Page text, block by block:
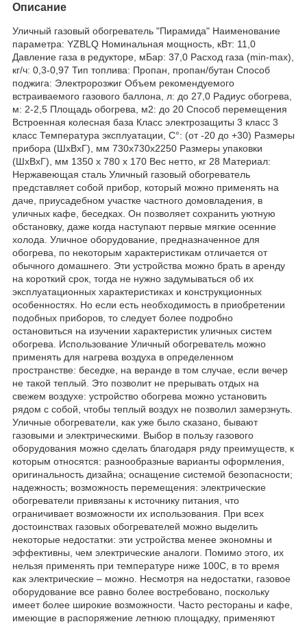
Описание
Уличный газовый обогреватель "Пирамида" Наименование
параметра: YZBLQ Номинальная мощность, кВт: 11,0
Давление газа в редукторе, мБар: 37,0 Расход газа (min-max),
кг/ч: 0,3-0,97 Тип топлива: Пропан, пропан/бутан Способ
поджига: Электророзжиг Объем рекомендуемого
встраиваемого газового баллона, л: до 27,0 Радиус обогрева,
м: 2-2,5 Площадь обогрева, м2: до 20 Способ перемещения
Встроенная колесная база Класс электрозащиты 3 класс 3
класс Температура эксплуатации, С°: (от -20 до +30) Размеры
прибора (ШхВхГ), мм 730х730х2250 Размеры упаковки
(ШхВхГ), мм 1350 х 780 х 170 Вес нетто, кг 28 Материал:
Нержавеющая сталь Уличный газовый обогреватель
представляет собой прибор, который можно применять на
даче, приусадебном участке частного домовладения, в
уличных кафе, беседках. Он позволяет сохранить уютную
обстановку, даже когда наступают первые мягкие осенние
холода. Уличное оборудование, предназначенное для
обогрева, по некоторым характеристикам отличается от
обычного домашнего. Эти устройства можно брать в аренду
на короткий срок, тогда не нужно задумываться об их
эксплуатационных характеристиках и конструкционных
особенностях. Но если есть необходимость в приобретении
подобных приборов, то следует более подробно
остановиться на изучении характеристик уличных систем
обогрева. Использование Уличный обогреватель можно
применять для нагрева воздуха в определенном
пространстве: беседке, на веранде в том случае, если вечер
не такой теплый. Это позволит не прерывать отдых на
свежем воздухе: устройство обогрева можно установить
рядом с собой, чтобы теплый воздух не позволил замерзнуть.
Уличные обогреватели, как уже было сказано, бывают
газовыми и электрическими. Выбор в пользу газового
оборудования можно сделать благодаря ряду преимуществ, к
которым относятся: разнообразные варианты оформления,
оригинальность дизайна; оснащение системой безопасности;
надежность; возможность перемещения: электрические
обогреватели привязаны к источнику питания, что
ограничивает возможности их использования. При всех
достоинствах газовых обогревателей можно выделить
некоторые недостатки: эти устройства менее экономны и
эффективны, чем электрические аналоги. Помимо этого, их
нельзя применять при температуре ниже 100С, в то время
как электрические – можно. Несмотря на недостатки, газовое
оборудование все равно более востребовано, поскольку
имеет более широкие возможности. Часто рестораны и кафе,
имеющие в распоряжение летнюю площадку, применяют